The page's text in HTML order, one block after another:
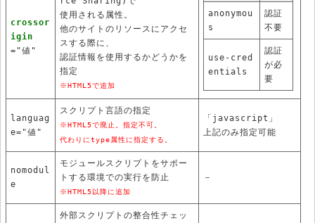
crossor
igin
="値"
使用される属性。
他のサイトのリソースにアクセ
スする際に、
認証情報を使用するかどうかを
指定
※HTML5で追加
anonymou
s
認証
不要
use-cred
entials
認証
が必
要
languag
e="値"
スクリプト言語の指定
※HTML5で廃止。指定不可。
代わりにtype属性に指定する。
「javascript」
上記のみ指定可能
nomodul
e
モジュールスクリプトをサポー
トする環境での実行を防止
※HTML5以降に追加
－
外部スクリプトの整合性チェッ